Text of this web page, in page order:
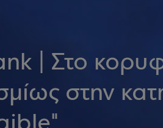
| Στο
στην